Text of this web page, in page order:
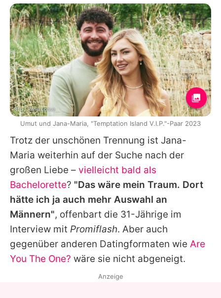
Trotz der unschönen Trennung ist Jana-
Maria weiterhin auf der Suche nach der
großen Liebe – vielleicht bald als
Bachelorette? "Das wäre mein Traum. Dort
hätte ich ja auch mehr Auswahl an
Männern", offenbart die 31-Jährige im
Interview mit Promiflash. Aber auch
gegenüber anderen Datingformaten wie Are
You The One? wäre sie nicht abgeneigt.
RTL / René Lohse
Umut und Jana-Maria, "Temptation Island V.I.P."-Paar 2023
Anzeige